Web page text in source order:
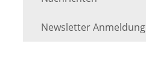
Newsletter Anmeldung